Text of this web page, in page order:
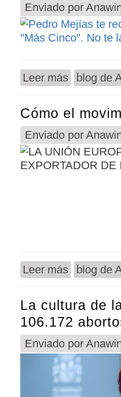
Enviado por
Leer más sobre Video
blog de
Cómo el
Enviado por
Leer más sobre Cómo el
blog de
La cultura de
106.172
Enviado por